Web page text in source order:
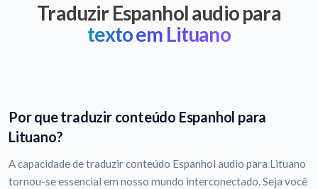
Traduzir Espanhol audio para
texto em Lituano
Por que traduzir conteúdo Espanhol para
Lituano?
A capacidade de traduzir conteúdo Espanhol audio para Lituano
tornou-se essencial em nosso mundo interconectado. Seja você